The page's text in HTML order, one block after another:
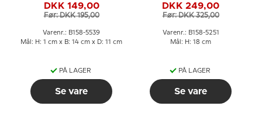
DKK 149,00
Før: DKK 195,00
Varenr.: B158-5539
Mål: H: 1 cm x B: 14 cm x D: 11 cm
PÅ LAGER
Se vare
DKK 249,00
Før: DKK 325,00
Varenr.: B158-5251
Mål: H: 18 cm
PÅ LAGER
Se vare